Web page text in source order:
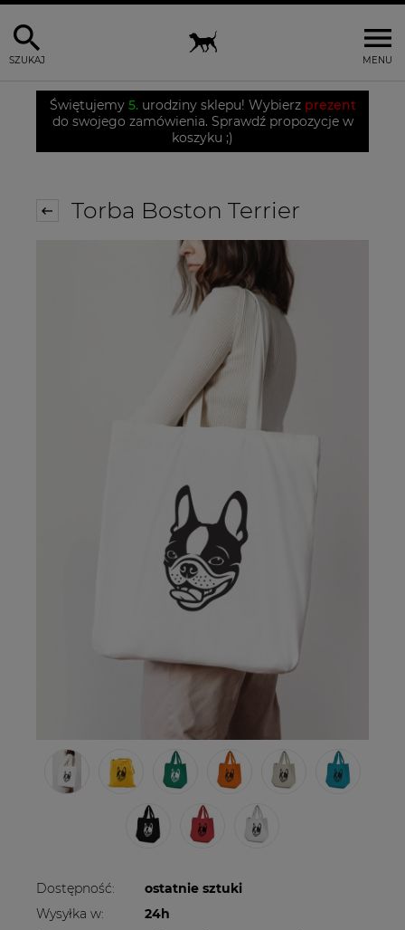
MENU
SZUKAJ
Świętujemy 5.urodziny sklepu! Wybierz prezent
do swojego zamówienia. Sprawdź propozycje w
koszyku ;)
Torba Boston Terrier
Dostępność:
ostatnie sztuki
Wysyłka w:
24h